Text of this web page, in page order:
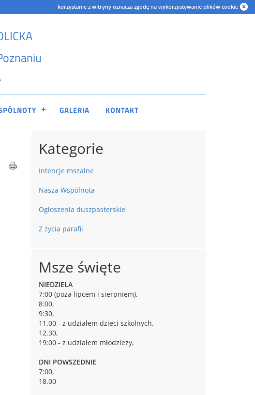
korzystanie z witryny oznacza zgodę na wykorzystywanie plików cookie
GALERIA KONTAKT
Kategorie
Intencje mszalne
Nasza Wspólnota
Ogłoszenia duszpasterskie
Z życia parafii
Msze święte
NIEDZIELA
7:00 (poza lipcem i sierpniem),
8:00,
9:30,
11.00 - z udziałem dzieci szkolnych,
12.30,
19:00 - z udziałem młodzieży,
DNI POWSZEDNIE
7:00,
18.00